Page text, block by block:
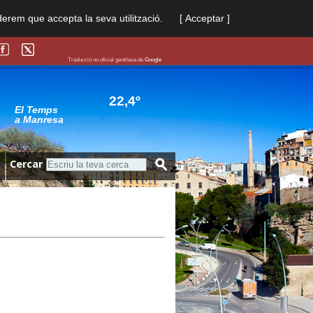
que accepta la seva utilització. [ Acceptar ]
Traducció no oficial gentilesa de Google
El Temps
a Manresa
22,4º
Cercar